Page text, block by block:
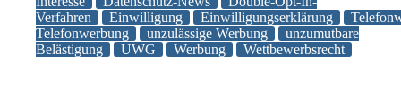
E-
Mail-
Angaben
Verfahren
Einwilligung Einwilligungserklärung
Telefonwerbung
unzulässige Werbung
unzumutbare
Belästigung
UWG Werbung Wettbewerbsrecht